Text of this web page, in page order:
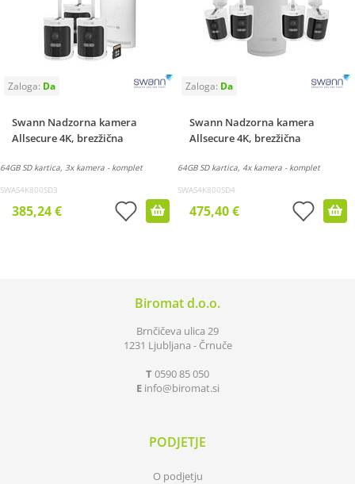
Swann Nadzorna kamera
Allsecure 4K, brezžična
64GB SD kartica, 3x kamera - komplet
SWAS4K800SD3
385,24 €
Swann Nadzorna kamera
Allsecure 4K, brezžična
64GB SD kartica, 4x kamera - komplet
SWAS4K800SD4
475,40 €
Biromat d.o.o.
Brnčičeva ulica 29
1231 Ljubljana - Črnuče
T0590 85 050
E info biromat.si
PODJETJE
O podjetju